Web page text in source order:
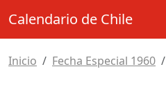
Calendario de Chile
Inicio Fecha Especial 1960